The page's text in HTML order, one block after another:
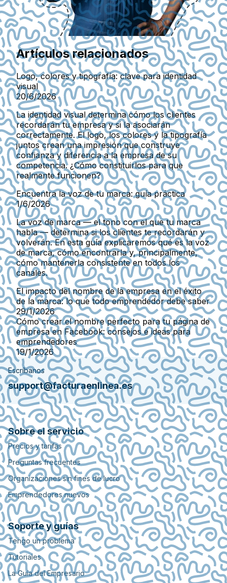
Artículos relacionados
Logo, colores y tipografía: clave para identidad
visual
20/6/2026
La identidad visual determina cómo los clientes
recordarán tu empresa y si la asociarán
correctamente. El logo, los colores y la tipografía
juntos crean una impresión que construye
confianza y diferencia a la empresa de su
competencia. ¿Cómo constituirlos para que
realmente funcionen?
Encuentra la voz de tu marca: guía práctica
1/6/2026
La voz de marca — el tono con el que tu marca
habla — determina si los clientes te recordarán y
volverán. En esta guía explicaremos qué es la voz
de marca, cómo encontrarla y, principalmente,
cómo mantenerla consistente en todos los
canales.
El impacto del nombre de la empresa en el éxito
de la marca: lo que todo emprendedor debe saber
29/1/2026
Cómo crear el nombre perfecto para tu página de
empresa en Facebook: consejos e ideas para
emprendedores
19/1/2026
Escríbanos
support@facturaenlinea.es
Sobre el servicio
Precios y tarifas
Preguntas frecuentes
Organizaciones sin fines de lucro
Emprendedores nuevos
Soporte y guías
Tengo un problema
Tutoriales
La Guía del Empresario